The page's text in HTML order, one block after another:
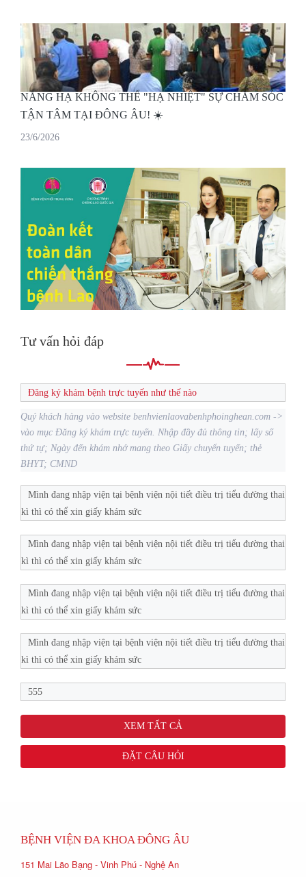
NẮNG HẠ KHÔNG THỂ "HẠ NHIỆT" SỰ CHĂM SÓC
TẬN TÂM TẠI ĐÔNG ÂU! ☀️
23/6/2026
Tư vấn hỏi đáp
Đăng ký khám bệnh trực tuyến như thế nào
Quý khách hàng vào website benhvienlaovabenhphoinghean.com ->
vào mục Đăng ký khám trực tuyến. Nhập đầy đủ thông tin; lấy số
thứ tự; Ngày đến khám nhớ mang theo Giấy chuyển tuyến; thẻ
BHYT; CMND
Mình đang nhập viện tại bệnh viện nội tiết điều trị tiểu đường thai
kì thì có thể xin giấy khám sức
Mình đang nhập viện tại bệnh viện nội tiết điều trị tiểu đường thai
kì thì có thể xin giấy khám sức
Mình đang nhập viện tại bệnh viện nội tiết điều trị tiểu đường thai
kì thì có thể xin giấy khám sức
Mình đang nhập viện tại bệnh viện nội tiết điều trị tiểu đường thai
kì thì có thể xin giấy khám sức
555
XEM TẤT CẢ
ĐẶT CÂU HỎI
BỆNH VIỆN ĐA KHOA ĐÔNG ÂU
151 Mai Lão Bạng - Vinh Phú - Nghệ An